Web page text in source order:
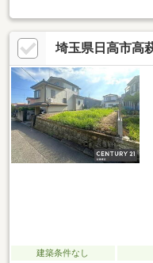
や、現地集合現地解散のサ
内が可能です！価格相談・
どお得な情報盛りだくさん♪
埼玉県日高市高
建築条件なし